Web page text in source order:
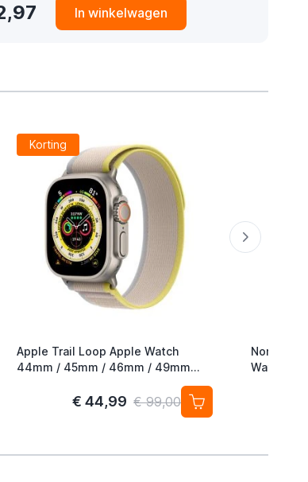
In winkelwagen
Korting
Apple Trail Loop Apple Watch
44mm / 45mm / 46mm / 49mm
€ 44,99 € 99,00
Nomad
Watch